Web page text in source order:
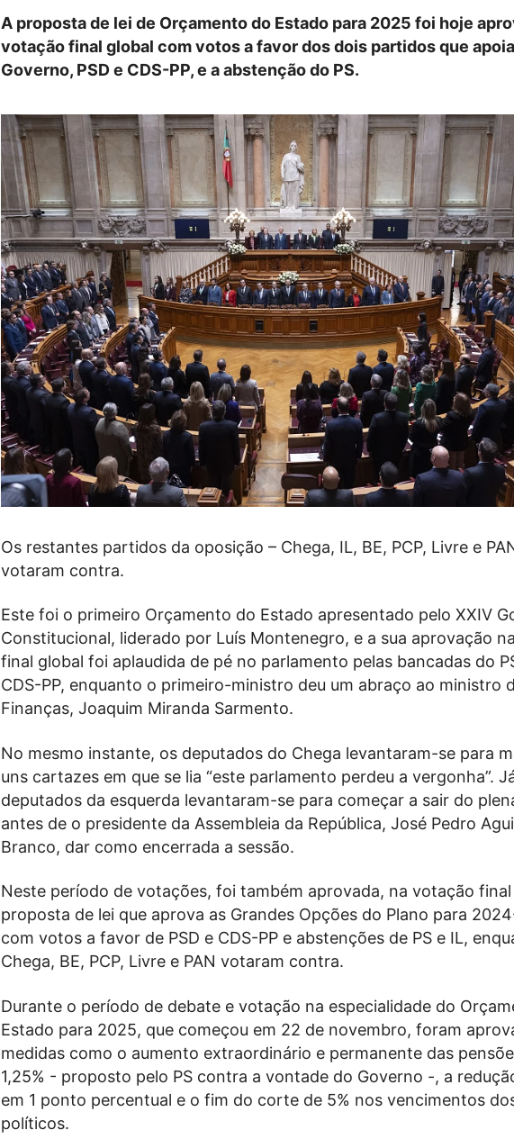
A proposta de lei de Orçamento do Estado para 2025 foi hoje
votação final global com votos a favor dos dois partidos que
Governo, PSD e CDS-PP, e a abstenção do PS.
Os restantes partidos da oposição – Chega, IL, BE, PCP, Livre e
votaram contra.
Este foi o primeiro Orçamento do Estado apresentado pelo XXIV
Constitucional, liderado por Luís Montenegro, e a sua aprovação
final global foi aplaudida de pé no parlamento pelas bancadas do
CDS-PP, enquanto o primeiro-ministro deu um abraço ao ministro
Finanças, Joaquim Miranda Sarmento.
No mesmo instante, os deputados do Chega levantaram-se para
uns cartazes em que se lia “este parlamento perdeu a vergonha”.
deputados da esquerda levantaram-se para começar a sair do
antes de o presidente da Assembleia da República, José Pedro
Branco, dar como encerrada a sessão.
Neste período de votações, foi também aprovada, na votação
proposta de lei que aprova as Grandes Opções do Plano para
com votos a favor de PSD e CDS-PP e abstenções de PS e IL,
Chega, BE, PCP, Livre e PAN votaram contra.
Durante o período de debate e votação na especialidade do
Estado para 2025, que começou em 22 de novembro, foram
medidas como o aumento extraordinário e permanente das
1,25% - proposto pelo PS contra a vontade do Governo -, a
em 1 ponto percentual e o fim do corte de 5% nos vencimentos
políticos.